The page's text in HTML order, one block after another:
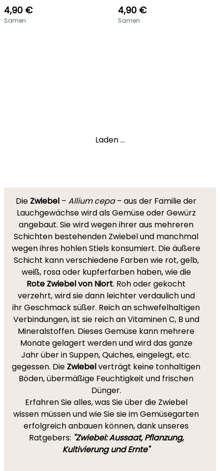
4,90 €
Samen
4,90 €
Samen
Laden ...
Die Zwiebel – Allium cepa– aus der Familie der
Lauchgewächse wird als Gemüse oder Gewürz
angebaut. Sie wird wegen ihrer aus mehreren
Schichten bestehenden Zwiebel und manchmal
wegen ihres hohlen Stiels konsumiert. Die äußere
Schicht kann verschiedene Farben wie rot, gelb,
weiß, rosa oder kupferfarben haben, wie die
Rote Zwiebel von Niort. Roh oder gekocht
verzehrt, wird sie dann leichter verdaulich und
ihr Geschmack süßer. Reich an schwefelhaltigen
Verbindungen, ist sie reich an Vitaminen C, B und
Mineralstoffen. Dieses Gemüse kann mehrere
Monate gelagert werden und wird das ganze
Jahr über in Suppen, Quiches, eingelegt, etc.
gegessen. Die Zwiebelverträgt keine tonhaltigen
Böden, übermäßige Feuchtigkeit und frischen
Dünger.
Erfahren Sie alles, was Sie über die Zwiebel
wissen müssen und wie Sie sie im Gemüsegarten
erfolgreich anbauen können, dank unseres
Ratgebers: "Zwiebel: Aussaat, Pflanzung,
Kultivierung und Ernte"